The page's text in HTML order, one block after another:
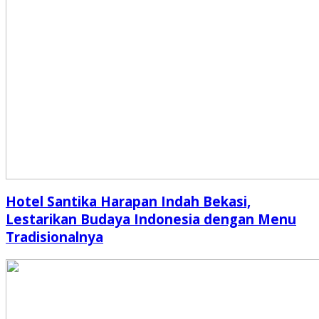
Hotel Santika Harapan Indah Bekasi,
Lestarikan Budaya Indonesia dengan Menu
Tradisionalnya